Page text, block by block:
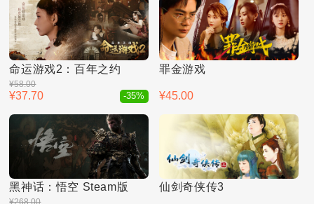
命运游戏2：百年之约
¥58.00
¥37.70 -35%
罪金游戏
¥45.00
黑神话：悟空 Steam版
¥268.00
仙剑奇侠传3